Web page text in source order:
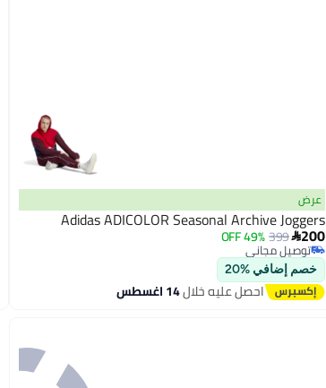
عرض
Adidas ADICOLOR Seasonal Archive Joggers
200
399
49% OFF
توصيل مجاني
توصيل مجاني
خصم إضافي %20
احصل عليه خلال14 اغسطس